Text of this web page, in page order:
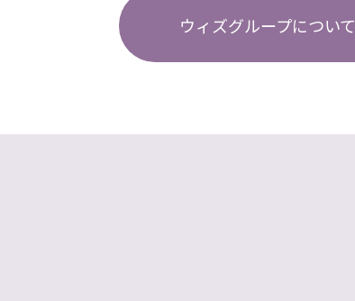
ウィズグループについて